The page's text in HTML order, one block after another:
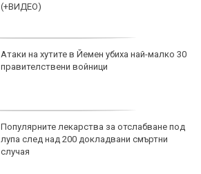
(+ВИДЕО)
Атаки на хутите в Йемен убиха най-малко 30
правителствени войници
Популярните лекарства за отслабване под
лупа след над 200 докладвани смъртни
случая